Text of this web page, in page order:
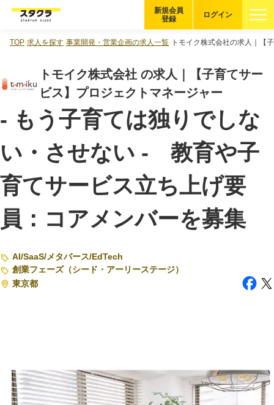
企業を探す
適性診断 無料・5分
スタクラが選ばれる理由
スタートアップ厳選の仕組み
紹介する企業について
Startup Magazine
CEOインタビュー
転職
ログイン
新規会員
登録
TOP 求人を探す 事業開発・営業企画の求人一覧 トモイク株式会社の求人｜【
トモイク株式会社 の求人｜【子育てサー
ビス】プロジェクトマネージャー
- もう子育ては独りでしな
い・させない - 教育や子
育てサービス立ち上げ要
員：コアメンバーを募集
AI/SaaS/メタバース/EdTech
創業フェーズ（シード・アーリーステージ）
東京都